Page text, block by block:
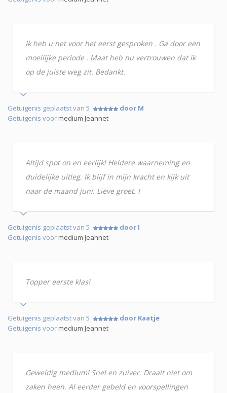
Ik heb u net voor het eerst gesproken . Ga door een
moeilijke periode . Maat heb nu vertrouwen dat ik
op de juiste weg zit. Bedankt.
Getuigenis geplaatst van 5
door M
Getuigenis voormedium Jeannet
Altijd spot on en eerlijk! Heldere waarneming en
duidelijke uitleg. Ik blijf in mijn kracht en kijk uit
naar de maand juni. Lieve groet, I
Getuigenis geplaatst van 5
door I
Getuigenis voormedium Jeannet
Topper eerste klas!
Getuigenis geplaatst van 5
door Kaatje
Getuigenis voormedium Jeannet
Geweldig medium! Snel en zuiver. Draait niet om
zaken heen. Al eerder gebeld en voorspellingen